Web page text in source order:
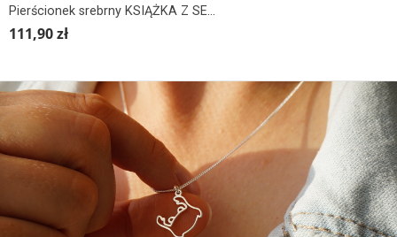
Pierścionek srebrny KSIĄŻKA Z SERCEM
111,90 zł